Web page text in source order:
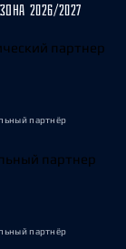
2026/2027
партнёр
партнёр